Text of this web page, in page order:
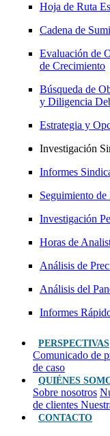
Hoja de Ruta
Cadena de
Evaluación de
de Crecimiento
Búsqueda de
y Diligencia
Estrategia y
Investigación
Informes
Seguimiento de
Investigación
Horas de
Análisis de
Análisis del
Informes
PERSPECTIVAS
Comunicado de
de caso
QUIÉNES
Sobre nosotros
de clientes
CONTACTO